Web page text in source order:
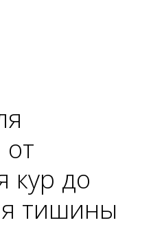
кур до
тишины